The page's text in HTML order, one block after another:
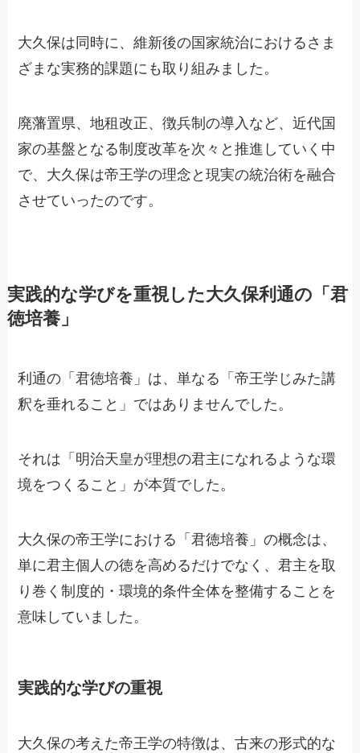
大久保は同時に、維新後の国家統治におけるさま
ざまな実務的課題にも取り組みました。
廃藩置県、地租改正、徴兵制の導入など、近代国
家の基盤となる制度改革を次々と推進していく中
で、大久保は帝王学の理念と現実の統治術を融合
させていったのです。
実践的な学びを重視した大久保利通の「君
徳培養」
利通の「君徳培養」は、単なる「帝王学じみた講
釈を垂れること」ではありませんでした。
それは「明治天皇が理想の君主になれるような環
境をつくること」が本質でした。
大久保の帝王学における「君徳培養」の概念は、
単に君主個人の徳を高めるだけでなく、君主を取
り巻く制度的・環境的条件全体を整備することを
意味していました。
実践的な学びの重視
大久保の考えた帝王学の特徴は、古来の形式的な